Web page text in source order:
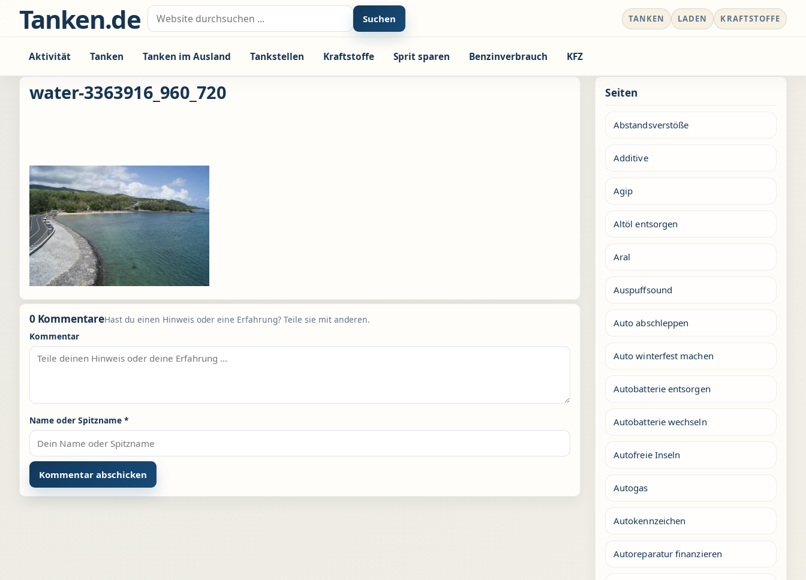
Zum Inhalt springen
Tanken.de Suche nach: Suchen TANKEN LADEN KRAFTSTOFFE
Aktivität Tanken Tanken im Ausland Tankstellen Kraftstoffe Sprit sparen Benzinverbrauch KFZ
water-3363916_960_720
0 KommentareHast du einen Hinweis oder eine Erfahrung? Teile sie mit anderen.
Kommentar
Name oder Spitzname *
Seiten
Abstandsverstöße
Additive
Agip
Altöl entsorgen
Aral
Auspuffsound
Auto abschleppen
Auto winterfest machen
Autobatterie entsorgen
Autobatterie wechseln
Autofreie Inseln
Autogas
Autokennzeichen
Autoreparatur finanzieren